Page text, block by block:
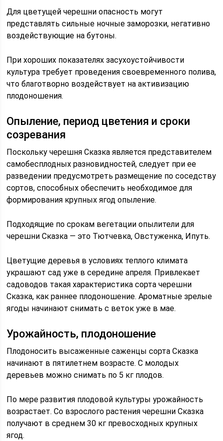
Для цветущей черешни опасность могут
представлять сильные ночные заморозки, негативно
воздействующие на бутоны.
При хороших показателях засухоустойчивости
культура требует проведения своевременного полива,
что благотворно воздействует на активизацию
плодоношения.
Опыление, период цветения и сроки
созревания
Поскольку черешня Сказка является представителем
самобесплодных разновидностей, следует при ее
разведении предусмотреть размещение по соседству
сортов, способных обеспечить необходимое для
формирования крупных ягод опыление.
Подходящие по срокам вегетации опылители для
черешни Сказка — это Тютчевка, Овстуженка, Ипуть.
Цветущие деревья в условиях теплого климата
украшают сад уже в середине апреля. Привлекает
садоводов такая характеристика сорта черешни
Сказка, как раннее плодоношение. Ароматные зрелые
ягоды начинают снимать с веток уже в мае.
Урожайность, плодоношение
Плодоносить высаженные саженцы сорта Сказка
начинают в пятилетнем возрасте. С молодых
деревьев можно снимать по 5 кг плодов.
По мере развития плодовой культуры урожайность
возрастает. Со взрослого растения черешни Сказка
получают в среднем 30 кг превосходных крупных
ягод.